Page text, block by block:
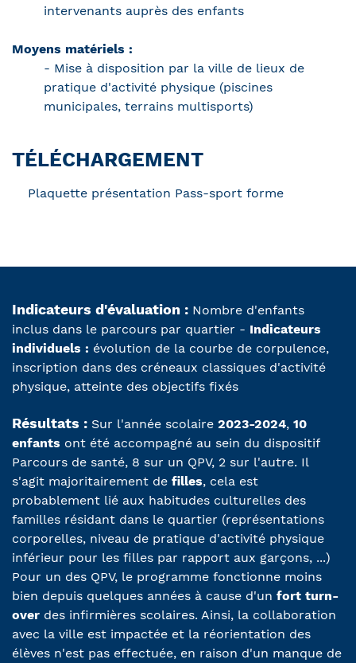
intervenants auprès des enfants
Moyens matériels :
- Mise à disposition par la ville de lieux de
pratique d'activité physique (piscines
municipales, terrains multisports)
TÉLÉCHARGEMENT
Plaquette présentation Pass-sport forme
Indicateurs d'évaluation : Nombre d'enfants
inclus dans le parcours par quartier - Indicateurs
individuels : évolution de la courbe de corpulence,
inscription dans des créneaux classiques d'activité
physique, atteinte des objectifs fixés
Résultats : Sur l'année scolaire 2023-2024, 10
enfants ont été accompagné au sein du dispositif
Parcours de santé, 8 sur un QPV, 2 sur l'autre. Il
s'agit majoritairement de filles, cela est
probablement lié aux habitudes culturelles des
familles résidant dans le quartier (représentations
corporelles, niveau de pratique d'activité physique
inférieur pour les filles par rapport aux garçons, ...)
Pour un des QPV, le programme fonctionne moins
bien depuis quelques années à cause d'un fort turn-
over des infirmières scolaires. Ainsi, la collaboration
avec la ville est impactée et la réorientation des
élèves n'est pas effectuée, en raison d'un manque de